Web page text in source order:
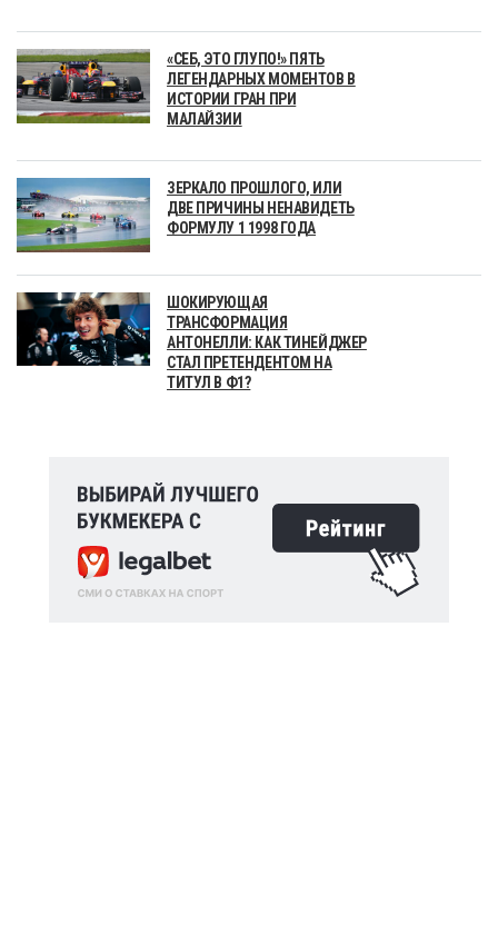
«СЕБ, ЭТО ГЛУПО!» ПЯТЬ
ЛЕГЕНДАРНЫХ МОМЕНТОВ В
ИСТОРИИ ГРАН ПРИ
МАЛАЙЗИИ
ЗЕРКАЛО ПРОШЛОГО, ИЛИ
ДВЕ ПРИЧИНЫ НЕНАВИДЕТЬ
ФОРМУЛУ 1 1998 ГОДА
ШОКИРУЮЩАЯ
ТРАНСФОРМАЦИЯ
АНТОНЕЛЛИ: КАК ТИНЕЙДЖЕР
СТАЛ ПРЕТЕНДЕНТОМ НА
ТИТУЛ В Ф1?